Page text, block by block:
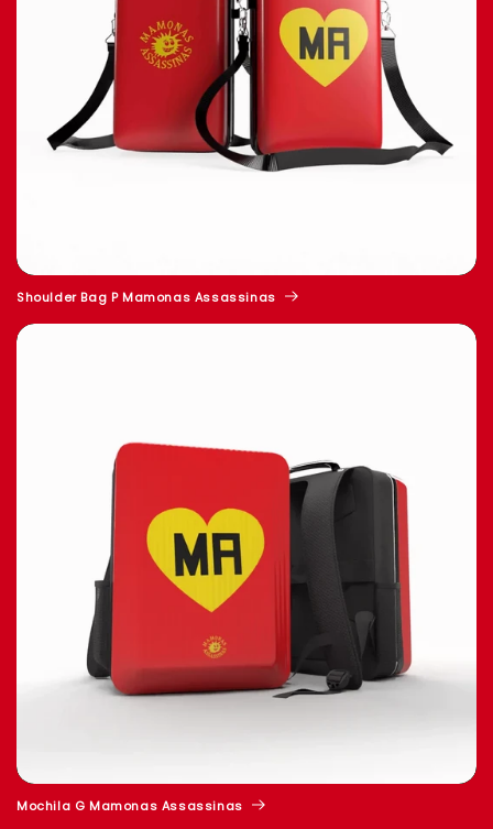
Shoulder Bag P Mamonas Assassinas
Mochila G Mamonas Assassinas